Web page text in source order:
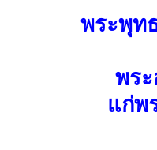
พระพุท
พร
แก่พ